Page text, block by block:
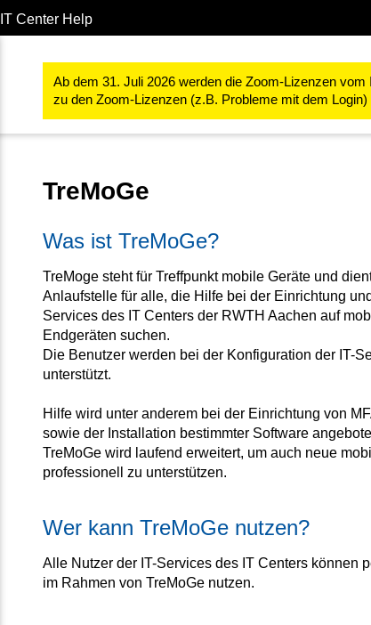
IT Center Help
Ab dem 31. Juli 2026 werden die Zoom-Lizenzen
zu den Zoom-Lizenzen (z.B. Probleme mit dem
Support TreMoGe
TreMoGe
Was ist TreMoGe?
TreMoge steht für Treffpunkt mobile Geräte und
Anlaufstelle für alle, die Hilfe bei der Einrichtung
Services des IT Centers der RWTH Aachen auf
Endgeräten suchen.
Die Benutzer werden bei der Konfiguration der IT-
unterstützt.
Hilfe wird unter anderem bei der Einrichtung von
sowie der Installation bestimmter Software
TreMoGe wird laufend erweitert, um auch neue
professionell zu unterstützen.
Wer kann TreMoGe nutzen?
Alle Nutzer der IT-Services des IT Centers können
im Rahmen von TreMoGe nutzen.